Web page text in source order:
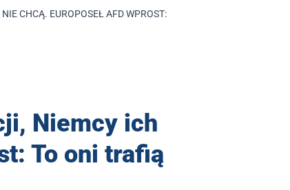
CHCĄ. EUROPOSEŁ AFD WPROST: TO ONI TRAFIĄ DO POLSKI!
Niemcy ich
To oni trafią